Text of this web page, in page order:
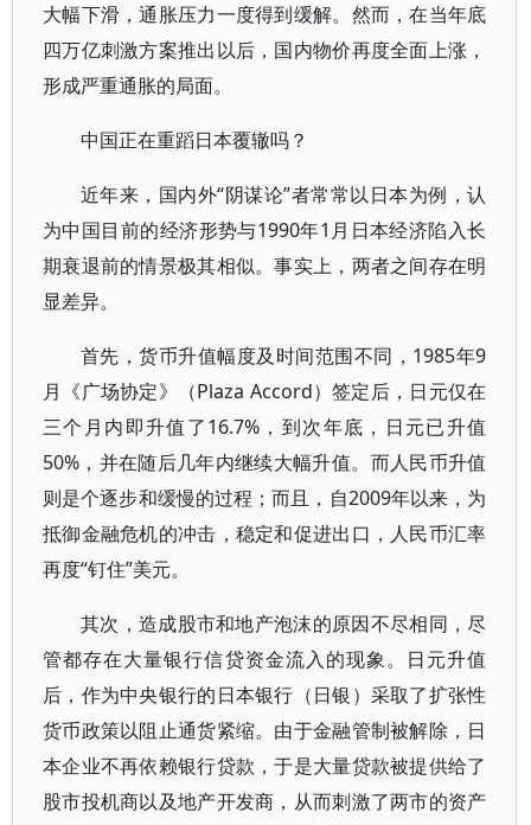
大幅下滑，通胀压力一度得到缓解。然而，在当年底
四万亿刺激方案推出以后，国内物价再度全面上涨，
形成严重通胀的局面。
中国正在重蹈日本覆辙吗？
近年来，国内外“阴谋论”者常常以日本为例，认
为中国目前的经济形势与1990年1月日本经济陷入长
期衰退前的情景极其相似。事实上，两者之间存在明
显差异。
首先，货币升值幅度及时间范围不同，1985年9
月《广场协定》（Plaza Accord）签定后，日元仅在
三个月内即升值了16.7%，到次年底，日元已升值
50%，并在随后几年内继续大幅升值。而人民币升值
则是个逐步和缓慢的过程；而且，自2009年以来，为
抵御金融危机的冲击，稳定和促进出口，人民币汇率
再度“钉住”美元。
其次，造成股市和地产泡沫的原因不尽相同，尽
管都存在大量银行信贷资金流入的现象。日元升值
后，作为中央银行的日本银行（日银）采取了扩张性
货币政策以阻止通货紧缩。由于金融管制被解除，日
本企业不再依赖银行贷款，于是大量贷款被提供给了
股市投机商以及地产开发商，从而刺激了两市的资产